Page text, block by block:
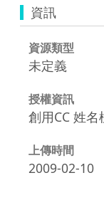
資訊
資源類型
未定義
授權資訊
創用CC 姓
上傳時間
2009-02-10